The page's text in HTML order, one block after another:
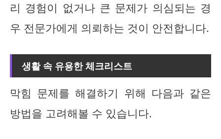
리 경험이 없거나 큰 문제가 의심되는 경
우 전문가에게 의뢰하는 것이 안전합니다.
생활 속 유용한 체크리스트
막힘 문제를 해결하기 위해 다음과 같은
방법을 고려해볼 수 있습니다.